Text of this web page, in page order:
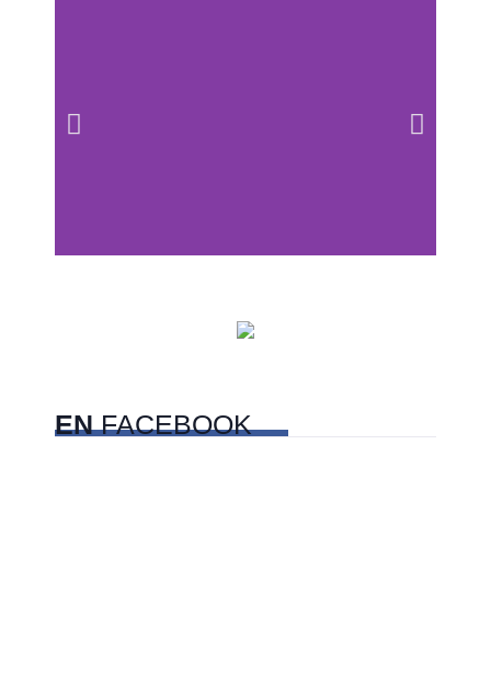
PetFriendly en la CDMX
ENFACEBOOK